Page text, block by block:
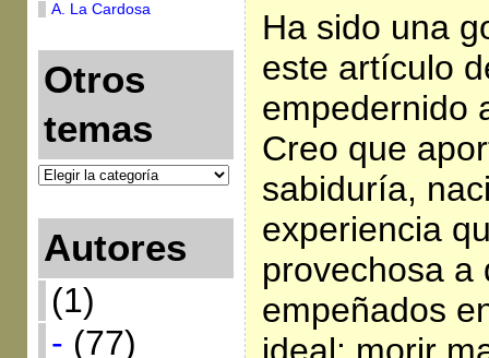
A. La Cardosa
Otros
temas
Autores
(1)
- (77)
Ha sido una
este artículo
empedernido
Creo que
sabiduría,
experiencia
provechosa a
empeñados
ideal: morir